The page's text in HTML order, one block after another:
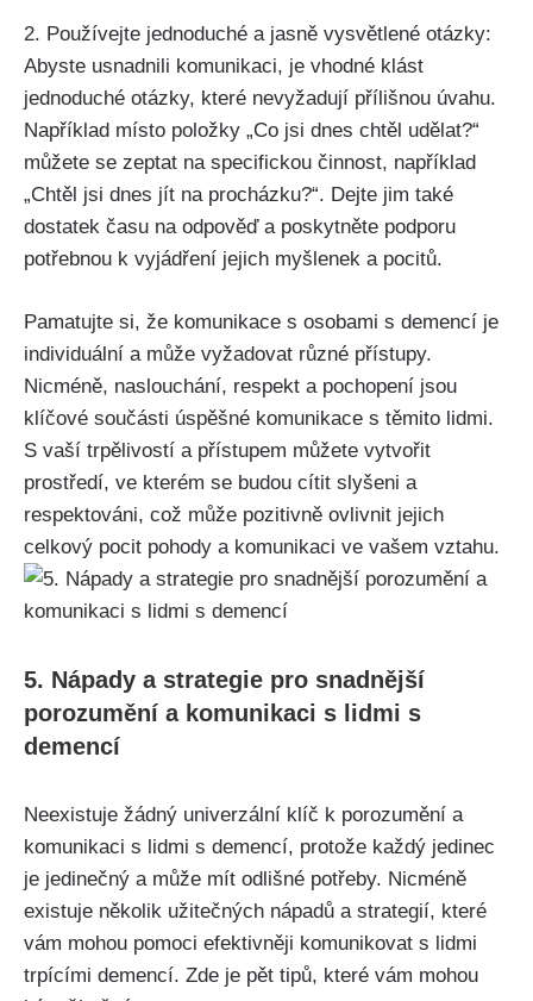
2. Používejte jednoduché a jasně vysvětlené otázky:
Abyste usnadnili komunikaci, je vhodné klást
jednoduché otázky, které nevyžadují přílišnou úvahu.
Například místo položky „Co jsi dnes chtěl udělat?“
můžete se zeptat na specifickou činnost, například
„Chtěl jsi dnes jít na procházku?“. Dejte jim také
dostatek času na odpověď a poskytněte podporu
potřebnou k vyjádření jejich myšlenek a pocitů.
Pamatujte si, že komunikace s osobami s demencí je
individuální a může vyžadovat různé přístupy.
Nicméně, naslouchání, respekt a pochopení jsou
klíčové součásti úspěšné komunikace s těmito lidmi.
S vaší trpělivostí a přístupem můžete vytvořit
prostředí, ve kterém se budou cítit slyšeni a
respektováni, což může pozitivně ovlivnit jejich
celkový pocit pohody a komunikaci ve vašem vztahu.
5. Nápady a strategie pro snadnější
porozumění a komunikaci s lidmi s
demencí
Neexistuje žádný univerzální klíč k porozumění a
komunikaci s lidmi s demencí, protože každý jedinec
je jedinečný a může mít odlišné potřeby. Nicméně
existuje několik užitečných nápadů a strategií, které
vám mohou pomoci efektivněji komunikovat s lidmi
trpícími demencí. Zde je pět tipů, které vám mohou